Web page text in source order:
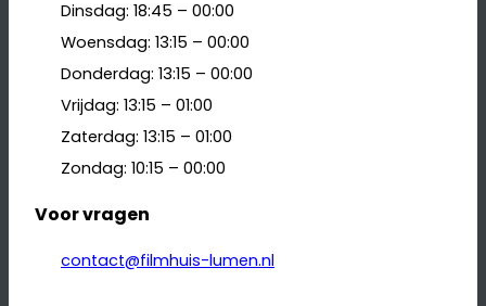
Dinsdag: 18:45 – 00:00
Woensdag: 13:15 – 00:00
Donderdag: 13:15 – 00:00
Vrijdag: 13:15 – 01:00
Zaterdag: 13:15 – 01:00
Zondag: 10:15 – 00:00
Voor vragen
contact@filmhuis-lumen.nl